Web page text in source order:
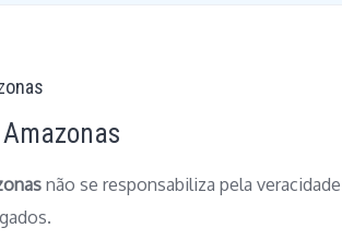
não se responsabiliza pela veracidade